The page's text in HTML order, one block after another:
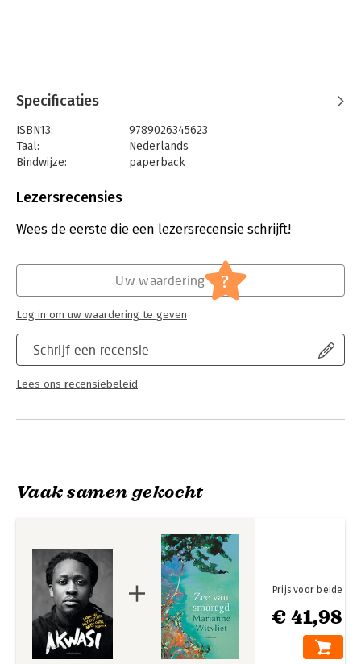
Specificaties
ISBN13:
9789026345623
Taal:
Nederlands
Bindwijze:
paperback
Uitgever:
Verschijningsdatum:
3-11-2018
Literatuur en romans
Lezersrecensies
Wees de eerste die een lezersrecensie schrijft!
Schrijf een recensie
Lees ons recensiebeleid
Uw waardering ?
Log in om uw waardering te geven
Vaak samen gekocht
€ 41,98
Prijs voor beide